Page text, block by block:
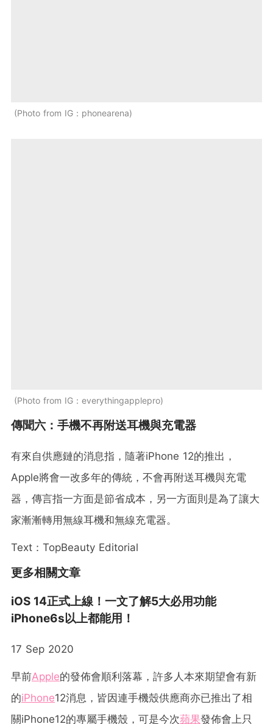
Photo from IG：phonearena
Photo from IG：everythingapplepro
傳聞六：手機不再附送耳機與充電器
有來自供應鏈的消息指，隨著iPhone 12的推出，
Apple將會一改多年的傳統，不會再附送耳機與充電
器，傳言指一方面是節省成本，另一方面則是為了讓大
家漸漸轉用無線耳機和無線充電器。
Text：TopBeauty Editorial
更多相關文章
iOS 14正式上線！一文了解5大必用功能
iPhone6s以上都能用！
17 Sep 2020
早前Apple的發佈會順利落幕，許多人本來期望會有新
的iPhone12消息，皆因連手機殼供應商亦已推出了相
關iPhone12的專屬手機殼，可是今次蘋果發佈會上只